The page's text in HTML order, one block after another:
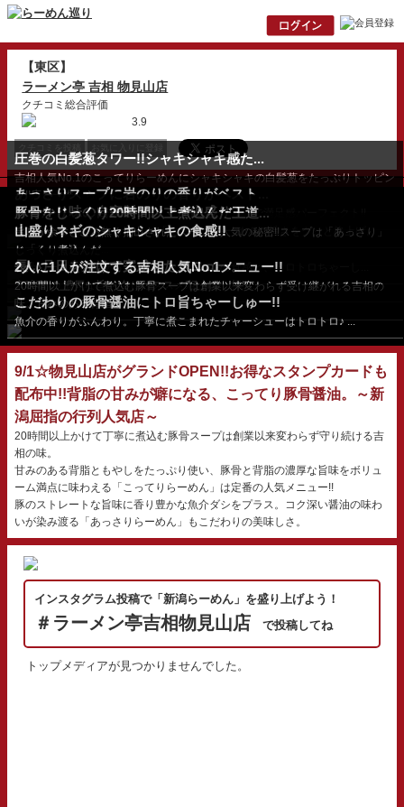
【東区】
ラーメン亭 吉相 物見山店
クチコミ総合評価
3.9
圧巻の白髪葱タワー!!シャキシャキ感た...
吉相人気No.1のこってりらーめんにシャキシャキの白髪葱をたっぷりトッピン
グ!!店長一推しら...
あっさりスープに岩のりの香りがベスト...
ぐるりと縁取るように並んだトロ旨ちゃーしゅうで満足感パーフェクト!!
しっかり味の自家製メンマが山盛り！
めんまの食感がたまらない♪名品こってりらーめんの旨さをグッと格上げ。
豚骨をじっくり20時間以上煮込んだ王道...
旨味が余すところ無く抽出されたスープが人気の秘密!!スープは「あっさり」
と「こってり」が...
山盛りネギのシャキシャキの食感!!
じっくり煮込んだ
豚骨スープに合わせる、シャキシャキネギの食感と、トロトロちゃーし...
長い月日をかけて完成したメニュー。
辛味噌 の 濃厚な旨さ!冬にオススメ!極上の一杯!! ...
2人に1人が注文する吉相人気No.1メニュー!!
20時間以上かけて煮込む豚骨スープは創業以来変わらず受け継がれる吉相の
味。甘みのある背脂...
こだわりの豚骨醤油にトロ旨ちゃーしゅー!!
魚介の香りがふんわり。丁寧に煮こまれたチャーシューはトロトロ♪ ...
9/1☆物見山店がグランドOPEN!!お得なスタンプカードも
配布中!!背脂の甘みが癖になる、こってり豚骨醤油。～新
潟屈指の行列人気店～
20時間以上かけて丁寧に煮込む豚骨スープは創業以来変わらず守り続ける吉
相の味。
甘みのある背脂ともやしをたっぷり使い、豚骨と背脂の濃厚な旨味をボリュ
ーム満点に味わえる「こってりらーめん」は定番の人気メニュー!!
豚のストレートな旨味に香り豊かな魚介ダシをプラス。コク深い醤油の味わ
いが染み渡る「あっさりらーめん」もこだわりの美味しさ。
インスタグラム投稿で「新潟らーめん」を盛り上げよう！
＃ラーメン亭吉相物見山店 で投稿してね
トップメディアが見つかりませんでした。